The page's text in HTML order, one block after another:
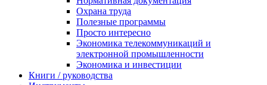
Охрана труда
Полезные программы
Просто интересно
Экономика телекоммуникаций и
электронной промышленности
Экономика и инвестиции
Книги / руководства